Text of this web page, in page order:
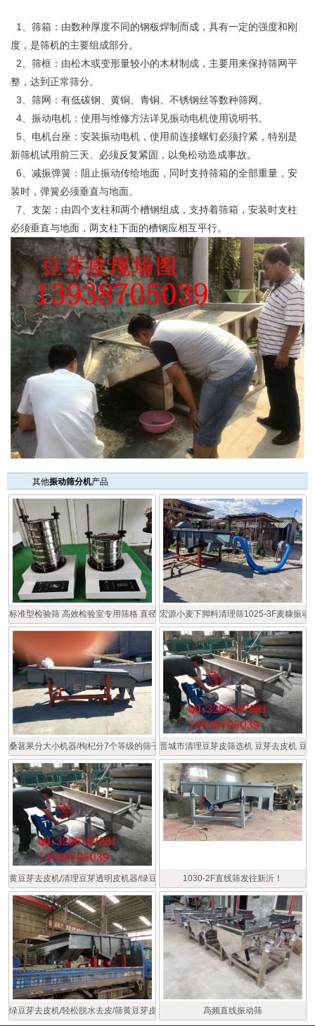
1、筛箱：由数种厚度不同的钢板焊制而成，具有一定的强度和刚
度，是筛机的主要组成部分。
2、筛框：由松木或变形量较小的木材制成，主要用来保持筛网平
整，达到正常筛分。
3、筛网：有低碳钢、黄铜、青铜、不锈钢丝等数种筛网。
4、振动电机：使用与维修方法详见振动电机使用说明书。
5、电机台座：安装振动电机，使用前连接螺钉必须拧紧，特别是
新筛机试用前三天、必须反复紧固，以免松动造成事故。
6、减振弹簧：阻止振动传给地面，同时支持筛箱的全部重量，安
装时，弹簧必须垂直与地面。
7、支架：由四个支柱和两个槽钢组成，支持着筛箱，安装时支柱
必须垂直与地面，两支柱下面的槽钢应相互平行。
其他振动筛分机产品
标准型检验筛 高效检验室专用筛格 直径200型多层检验筛宏源小麦下脚料清理筛1025-3F麦糠振动
桑葚果分大小机器/枸杞分7个等级的筛子/食品分级筛晋城市清理豆芽皮筛选机 豆芽去皮机 豆
黄豆芽去皮机/清理豆芽透明皮机器/绿豆芽脱水去皮机1030-2F直线筛发往新沂！
绿豆芽去皮机/轻松脱水去皮/筛黄豆芽皮的机器 高频直线振动筛